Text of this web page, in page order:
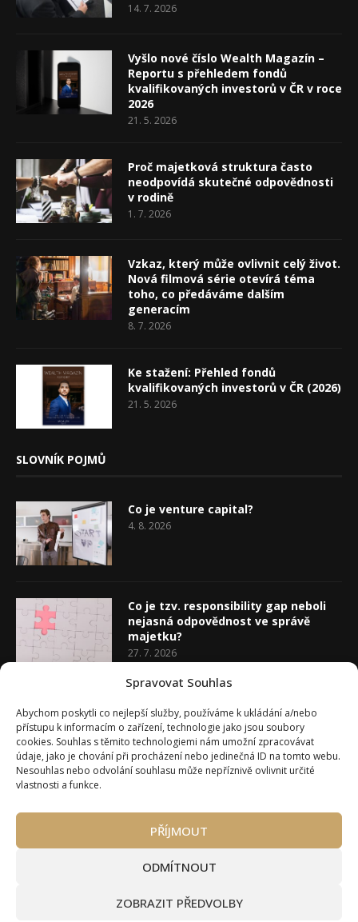
Spravovat Souhlas
Abychom poskytli co nejlepší služby, používáme k ukládání a/nebo
přístupu k informacím o zařízení, technologie jako jsou soubory
cookies. Souhlas s těmito technologiemi nám umožní zpracovávat
údaje, jako je chování při procházení nebo jedinečná ID na tomto webu.
Nesouhlas nebo odvolání souhlasu může nepříznivě ovlivnit určité
vlastnosti a funkce.
PŘÍJMOUT
ODMÍTNOUT
ZOBRAZIT PŘEDVOLBY
14. 7. 2026
Vyšlo nové číslo Wealth Magazín –
Reportu s přehledem fondů
kvalifikovaných investorů v ČR v roce
2026
21. 5. 2026
Proč majetková struktura často
neodpovídá skutečné odpovědnosti
v rodině
1. 7. 2026
Vzkaz, který může ovlivnit celý život.
Nová filmová série otevírá téma
toho, co předáváme dalším
generacím
8. 7. 2026
Ke stažení: Přehled fondů
kvalifikovaných investorů v ČR (2026)
21. 5. 2026
SLOVNÍK POJMŮ
Co je venture capital?
4. 8. 2026
Co je tzv. responsibility gap neboli
nejasná odpovědnost ve správě
majetku?
27. 7. 2026
20. 7. 2026
O Wealth Magazínu Můj účet
Kontakty
Máte zájem o spolupráci?
Pravidla používání webu wmag.cz
Ke stažení (partneři a autoři)